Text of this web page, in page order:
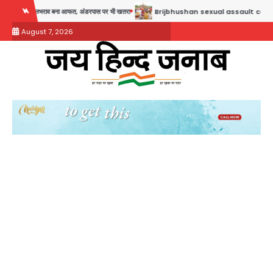
content
बना आफत, अंडरपास पर भी खतरा Brijbhushan sexual assault case: बृजभूषण सिंह बोले- संसद
August 7, 2026